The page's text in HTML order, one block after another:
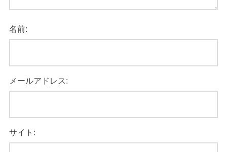
名前:
メールアドレス:
サイト: